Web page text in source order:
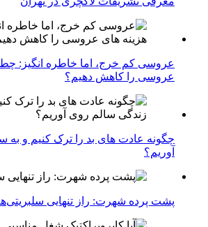
عروسی کم خرج، اما خاطره انگیز:
عروسی را کاهش دهیم؟
چگونه عادت‌ های بد را ترک کنیم و
آوریم؟
پشت پرده شهرت: راز تنهایی